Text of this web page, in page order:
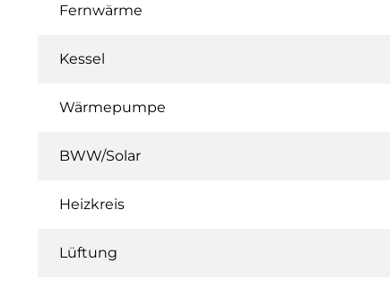
Fernwärme
Kessel
Wärmepumpe
BWW/Solar
Heizkreis
Lüftung